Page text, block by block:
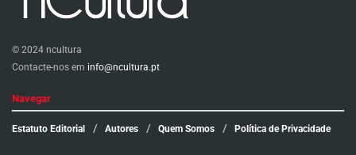
© 2024 ncultura
Contacte-nos em info@ncultura.pt
Navegar
Estatuto Editorial Autores Quem Somos Política de Privacidade